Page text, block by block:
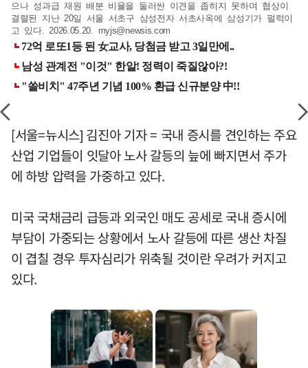
으나 성과급 재원 배분 비율을 둘러싼 이견을 좁히지 못하며 협상이
결렬된 지난 20일 서울 서초구 삼성전자 서초사옥에 삼성기가 펄럭이
고 있다. 2026.05.20. myjs@newsis.com
[서울=뉴시스] 김진아 기자 = 국내 증시를 견인하는 주요
산업 기업들이 잇달아 노사 갈등의 늪에 빠지면서 주가
에 하방 압력을 가중하고 있다.
미국 국채금리 급등과 외국인 매도 공세로 국내 증시에
부담이 가중되는 상황에서 노사 갈등에 따른 생산 차질
이 겹칠 경우 투자심리가 위축될 것이란 우려가 커지고
있다.